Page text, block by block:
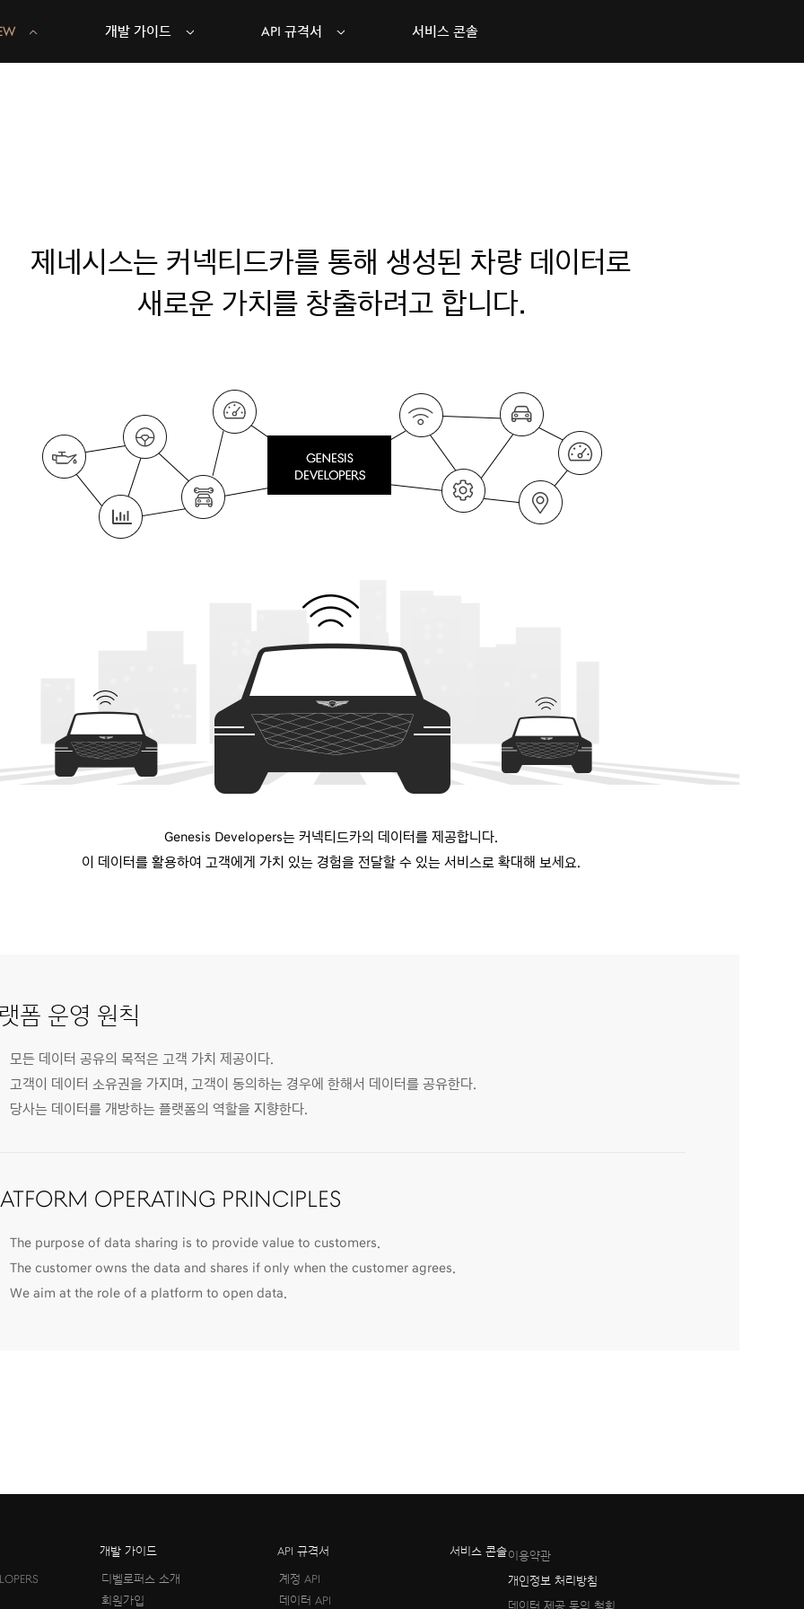
개발 가이드 API 규격서 서비스 콘솔
제네시스는 커넥티드카를 통해 생성된 차량 데이터로
새로운 가치를 창출하려고 합니다.
Genesis Developers는 커넥티드카의 데이터를 제공합니다.
이 데이터를 활용하여 고객에게 가치 있는 경험을 전달할 수 있는 서비스로 확대해 보세요.
폼 운영 원칙
모든 데이터 공유의 목적은 고객 가치 제공이다.
고객이 데이터 소유권을 가지며, 고객이 동의하는 경우에 한해서 데이터를 공유한다.
당사는 데이터를 개방하는 플랫폼의 역할을 지향한다.
Operating Principles
The purpose of data sharing is to provide value to customers.
The customer owns the data and shares if only when the customer agrees.
We aim at the role of a platform to open data.
개발 가이드
디벨로퍼스 소개
회원가입
API 규격서
계정 API
데이터 API
서비스 콘솔이용약관
개인정보 처리방침